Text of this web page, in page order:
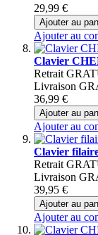
29,99 €
Ajouter au
Ajouter au
Clavier
Retrait
Livraison
36,99 €
Ajouter au
Ajouter au
Clavier
Retrait
Livraison
39,95 €
Ajouter au
Ajouter au